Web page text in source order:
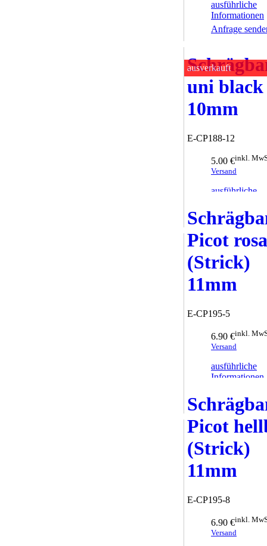
ausführliche
Informationen
Anfrage
ausverkauft
uni black
10mm
E-CP188-12
5.00 €inkl.
Versand
ausführliche
Anfrage
Picot rosa
(Strick)
11mm
E-CP195-5
6.90 €inkl.
Versand
ausführliche
Informationen
hinzufügen
Picot
(Strick)
11mm
E-CP195-8
6.90 €inkl.
Versand